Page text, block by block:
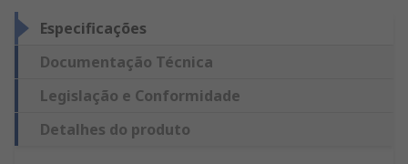
Especificações
Documentação Técnica
Legislação e Conformidade
Detalhes do produto